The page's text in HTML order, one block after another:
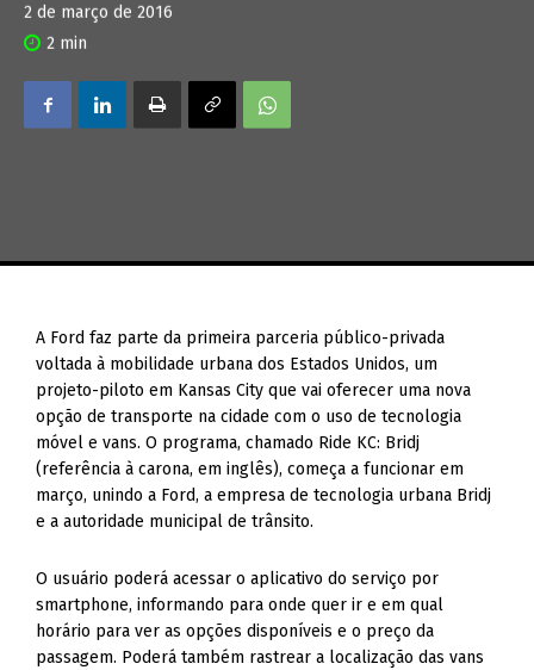
2 de março de 2016
2 min
A Ford faz parte da primeira parceria público-privada
voltada à mobilidade urbana dos Estados Unidos, um
projeto-piloto em Kansas City que vai oferecer uma nova
opção de transporte na cidade com o uso de tecnologia
móvel e vans. O programa, chamado Ride KC: Bridj
(referência à carona, em inglês), começa a funcionar em
março, unindo a Ford, a empresa de tecnologia urbana Bridj
e a autoridade municipal de trânsito.
O usuário poderá acessar o aplicativo do serviço por
smartphone, informando para onde quer ir e em qual
horário para ver as opções disponíveis e o preço da
passagem. Poderá também rastrear a localização das vans